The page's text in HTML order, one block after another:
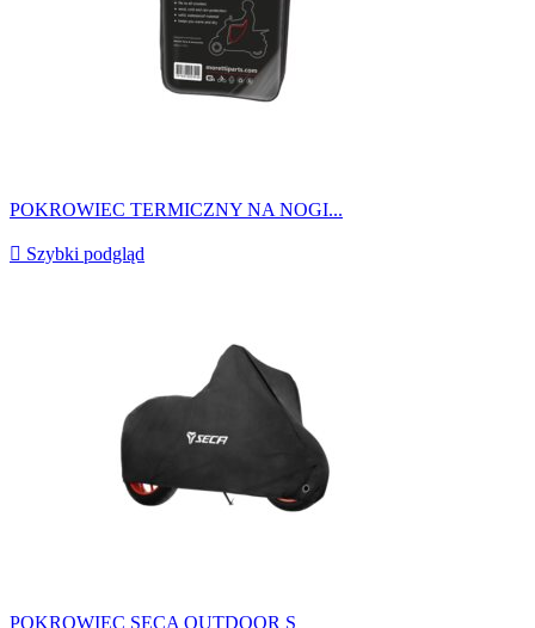
POKROWIEC TERMICZNY NA NOGI...
 Szybki podgląd
POKROWIEC SECA OUTDOOR S